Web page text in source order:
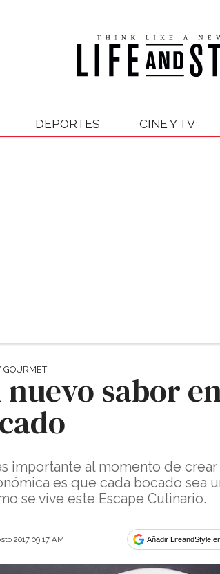
DEPORTES CINE Y TV
GOURMET
nuevo sabor
importante al momento de
es que cada bocado sea
se vive este Escape Culinario.
2017 09:17 AM Añadir LifeandStyle